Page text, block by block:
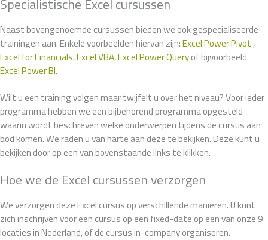
Specialistische Excel cursussen
Naast bovengenoemde cursussen bieden we ook gespecialiseerde
trainingen aan. Enkele voorbeelden hiervan zijn:Excel Power Pivot,
Excel for Financials,Excel VBA,Excel Power Queryof bijvoorbeeld
Excel Power BI.
Wilt u een training volgen maar twijfelt u over het niveau? Voor ieder
programma hebben we een bijbehorend programma opgesteld
waarin wordt beschreven welke onderwerpen tijdens de cursus aan
bod komen. We raden u van harte aan deze te bekijken. Deze kunt u
bekijken door op een van bovenstaande links te klikken.
Hoe we de Excel cursussen verzorgen
We verzorgen deze Excel cursus op verschillende manieren. U kunt
zich inschrijven voor een cursus op een fixed-date op een van onze 9
locaties in Nederland, of de cursus in-company organiseren.